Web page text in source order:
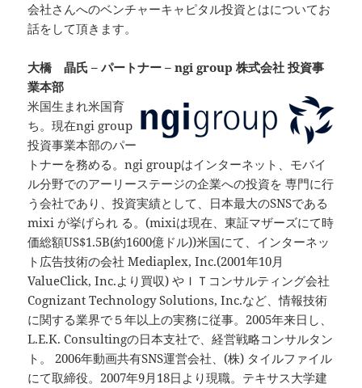
会社さんへのベンチャーキャピタル投資とはについてお
話をして頂きます。
大橋 晶氏 – パートナー – ngi group 株式会社 投資事
業本部
米国生まれ米国育
ち。現在ngi group
投資事業本部のパー
トナーを務める。ngi groupはインターネット、モバイ
ル分野でのアーリーステージの企業への投資を 専門に行
う会社であり、投資実績として、日本最大のSNSである
mixi が挙げられ る。(mixiは現在、東証マザーズにて時
価総額US$1.5B(約1600億ドル))米国にて、インターネッ
ト広告技術の会社 Mediaplex, Inc.(2001年10月
ValueClick, Inc.より買収) やＩＴコンサルティング会社
Cognizant Technology Solutions, Inc.など、情報技術
に関する業界で５年以上の実務に従事。2005年来日し、
L.E.K. Consultingの日本支社で、経営戦略コンサルタン
ト。 2006年動画共有SNS運営会社、(株) タイルファイル
にて取締役。2007年9月18日より現職。テキサス大学建